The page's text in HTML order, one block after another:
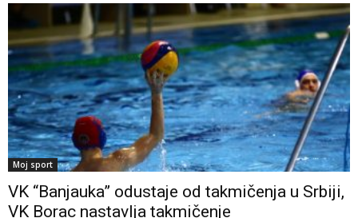
Moj sport
VK “Banjauka” odustaje od takmičenja u Srbiji,
VK Borac nastavlja takmičenje